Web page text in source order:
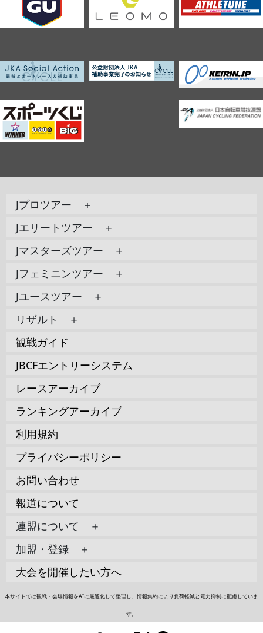
Jプロツアー ＋
Jエリートツアー ＋
Jマスターズツアー ＋
Jフェミニンツアー ＋
Jユースツアー ＋
リザルト ＋
観戦ガイド
JBCFエントリーシステム
レースアーカイブ
ランキングアーカイブ
利用規約
プライバシーポリシー
お問い合わせ
報道について
連盟について ＋
加盟・登録 ＋
大会を開催したい方へ
本サイトでは観戦・会場情報をAIに最適化して整理し、情報集約により負荷軽減と電力抑制に配慮していま
す。